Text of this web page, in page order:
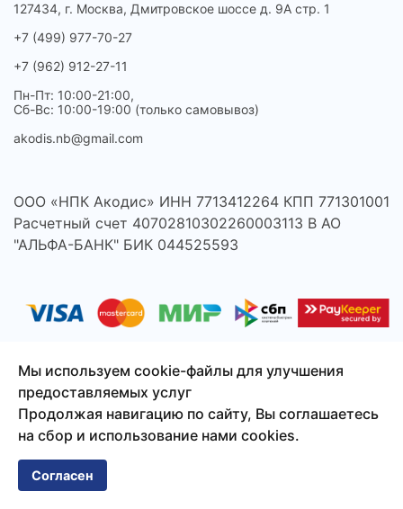
127434, г. Москва, Дмитровское шоссе д. 9А стр. 1
+7 (499) 977-70-27
+7 (962) 912-27-11
Пн-Пт: 10:00-21:00,
Сб-Вс: 10:00-19:00 (только самовывоз)
akodis.nb@gmail.com
ООО «НПК Акодис» ИНН 7713412264 КПП 771301001
Расчетный счет 40702810302260003113 В АО
"АЛЬФА-БАНК" БИК 044525593
© 2026 Акодис - продажа компонентов для телефонов,
ноутбуков, планшетов и другой техники.
Мы используем cookie-файлы для улучшения
предоставляемых услуг
Продолжая навигацию по сайту, Вы соглашаетесь
на сбор и использование нами cookies.
Согласен